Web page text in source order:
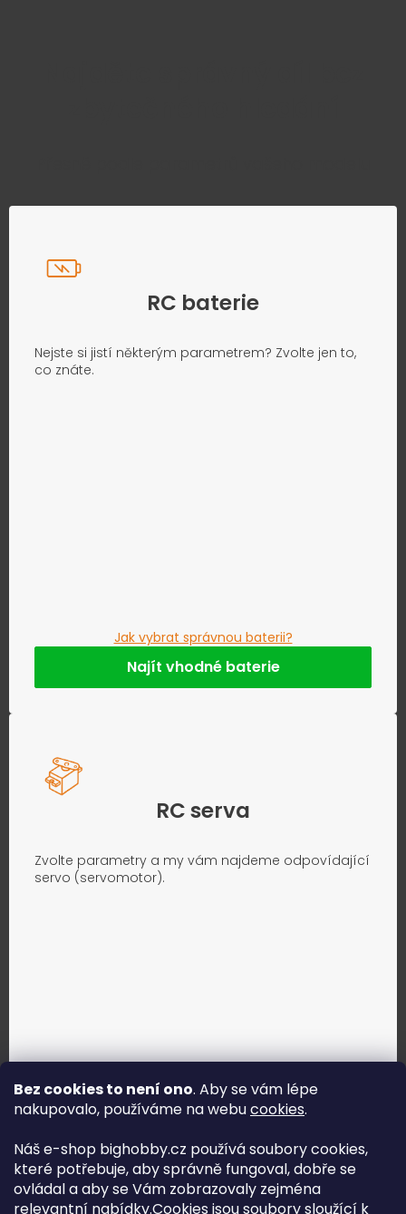
Bez cookies to není ono. Aby se vám lépe
nakupovalo, používáme na webucookies.
Náš e-shop bighobby.cz používá soubory cookies,
které potřebuje, aby správně fungoval, dobře se
ovládal a aby se Vám zobrazovaly zejména
relevantní nabídky.Cookies jsou soubory sloužící k
RC baterie
Nejste si jistí některým parametrem? Zvolte jen to,
co znáte.
Jak vybrat správnou baterii?
Najít vhodné baterie
RC serva
Zvolte parametry a my vám najdeme odpovídající
servo (servomotor).
Jak vybrat správné servo?
Najít správné servo